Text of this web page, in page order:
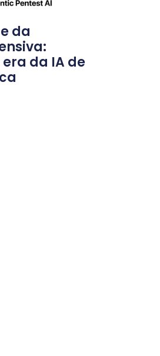
da
da IA de